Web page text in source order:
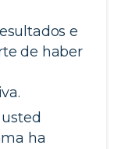
e
de haber
ha